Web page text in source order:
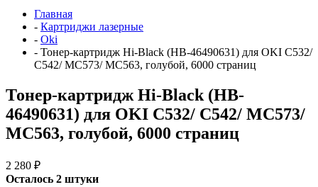
Главная
- Картриджи лазерные
- Oki
- Тонер-картридж Hi-Black (HB-46490631) для OKI C532/
C542/ MC573/ MC563, голубой, 6000 страниц
Тонер-картридж Hi-Black (HB-
46490631) для OKI C532/ C542/ MC573/
MC563, голубой, 6000 страниц
2 280 ₽
Осталось 2 штуки